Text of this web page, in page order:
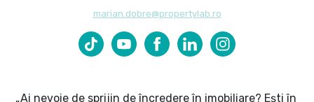
marian.dobre@propertylab.ro
Marian Dobre pe TikTok
Marian Dobre pe YouTube
Marian Dobre pe Facebook
Marian Dobre pe LinkedIn
Marian Dobre pe
„Ai nevoie de sprijin de încredere în imobiliare? Ești în